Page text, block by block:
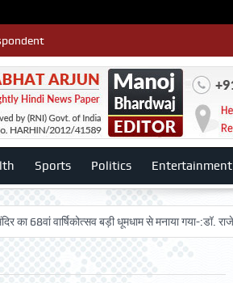
Sports Politics Entertainment
बड़ी धूमधाम से मनाया गया-:डॉ. राजेश भाटिया